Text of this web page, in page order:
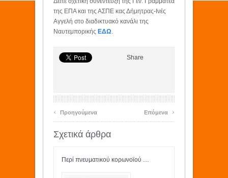
της ΕΠΑ και της ΑΣΠΕ κας Δήμητρας-Ινές
Αγγελή στο διαδικτυακό κανάλι της
Ναυτεμπορικής ΕΔΩ.
Share
‹ Προηγούμενα Επόμενα ›
Σχετικά άρθρα
Περί πνευματικού κορωνοϊού …